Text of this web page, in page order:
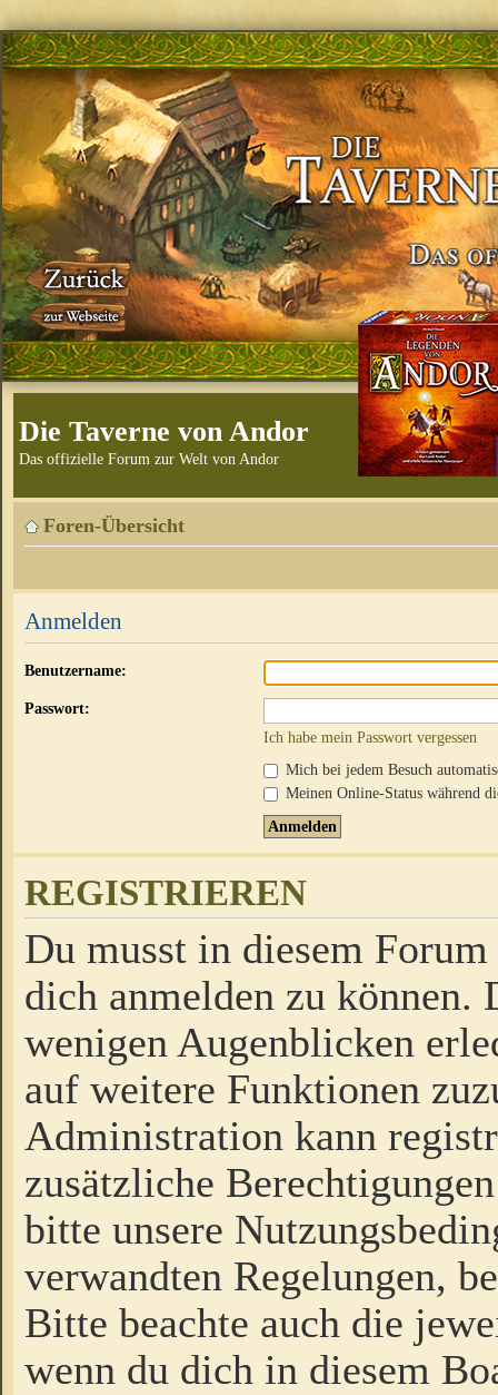
Die Taverne von Andor
Das offizielle Forum zur Welt von Andor
Foren-Übersicht
Anmelden
Benutzername:
Passwort:
Ich habe mein Passwort vergessen
Mich bei jedem Besuch
Meinen Online-Status während
REGISTRIEREN
Du musst in diesem
dich anmelden zu
wenigen Augenblicken
auf weitere Funktionen
Administration kann
zusätzliche
bitte unsere
verwandten Regelungen,
Bitte beachte auch die
wenn du dich in diesem